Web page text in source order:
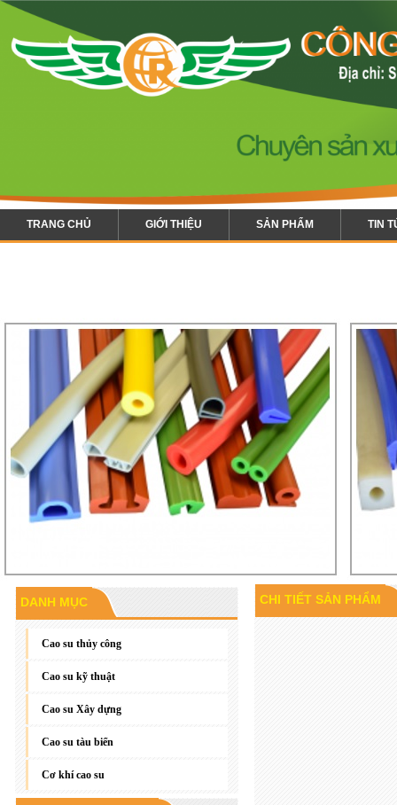
TRANG CHỦ GIỚI THIỆU SẢN PHẨM TIN
DANH MỤC
Cao su thủy công
Cao su kỹ thuật
Cao su Xây dựng
Cao su tàu biển
Cơ khí cao su
Gioăng đáy, gioăng phẳng
Cao su P60
CHI TIẾT SẢN PHẨM